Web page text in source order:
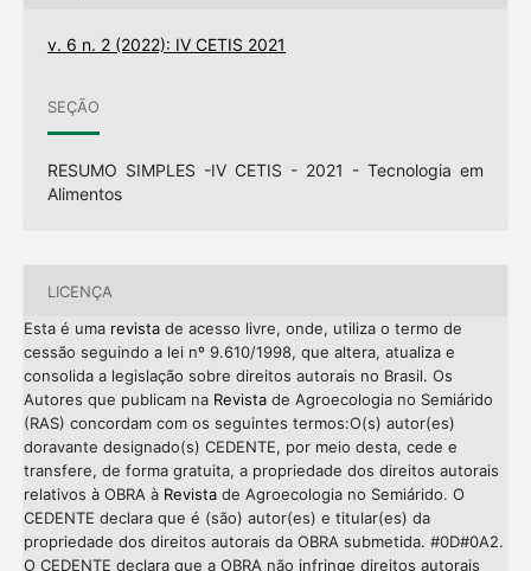
v. 6 n. 2 (2022): IV CETIS 2021
SEÇÃO
RESUMO SIMPLES -IV CETIS - 2021 - Tecnologia em
Alimentos
LICENÇA
Esta é uma revistade acesso livre, onde, utiliza o termo de
cessão seguindo a lei nº 9.610/1998, que altera, atualiza e
consolida a legislação sobre direitos autorais no Brasil. Os
Autores que publicam na Revistade Agroecologia no Semiárido
(RAS) concordam com os seguintes termos:O(s) autor(es)
doravante designado(s) CEDENTE, por meio desta, cede e
transfere, de forma gratuita, a propriedade dos direitos autorais
relativos à OBRA à Revistade Agroecologia no Semiárido. O
CEDENTE declara que é (são) autor(es) e titular(es) da
propriedade dos direitos autorais da OBRA submetida. #0D#0A2.
O CEDENTE declara que a OBRA não infringe direitos autorais